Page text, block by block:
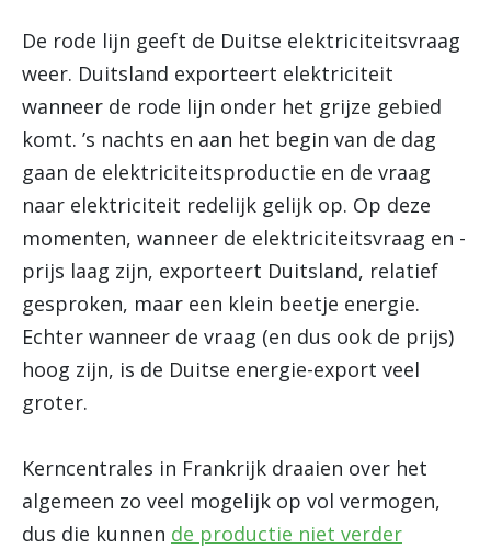
De rode lijn geeft de Duitse elektriciteitsvraag
weer. Duitsland exporteert elektriciteit
wanneer de rode lijn onder het grijze gebied
komt. ’s nachts en aan het begin van de dag
gaan de elektriciteitsproductie en de vraag
naar elektriciteit redelijk gelijk op. Op deze
momenten, wanneer de elektriciteitsvraag en -
prijs laag zijn, exporteert Duitsland, relatief
gesproken, maar een klein beetje energie.
Echter wanneer de vraag (en dus ook de prijs)
hoog zijn, is de Duitse energie-export veel
groter.
Kerncentrales in Frankrijk draaien over het
algemeen zo veel mogelijk op vol vermogen,
dus die kunnen de productie niet verder